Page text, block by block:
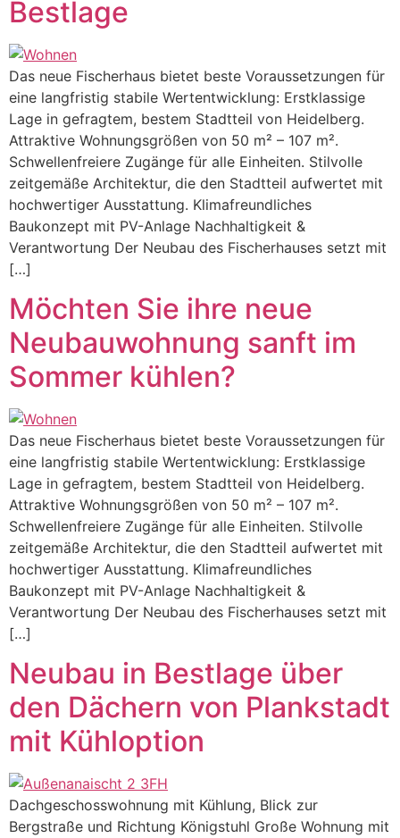
Bestlage
Das neue Fischerhaus bietet beste Voraussetzungen für
eine langfristig stabile Wertentwicklung: Erstklassige
Lage in gefragtem, bestem Stadtteil von Heidelberg.
Attraktive Wohnungsgrößen von 50 m² – 107 m².
Schwellenfreiere Zugänge für alle Einheiten. Stilvolle
zeitgemäße Architektur, die den Stadtteil aufwertet mit
hochwertiger Ausstattung. Klimafreundliches
Baukonzept mit PV-Anlage Nachhaltigkeit &
Verantwortung Der Neubau des Fischerhauses setzt mit
[…]
Möchten Sie ihre neue
Neubauwohnung sanft im
Sommer kühlen?
Das neue Fischerhaus bietet beste Voraussetzungen für
eine langfristig stabile Wertentwicklung: Erstklassige
Lage in gefragtem, bestem Stadtteil von Heidelberg.
Attraktive Wohnungsgrößen von 50 m² – 107 m².
Schwellenfreiere Zugänge für alle Einheiten. Stilvolle
zeitgemäße Architektur, die den Stadtteil aufwertet mit
hochwertiger Ausstattung. Klimafreundliches
Baukonzept mit PV-Anlage Nachhaltigkeit &
Verantwortung Der Neubau des Fischerhauses setzt mit
[…]
Neubau in Bestlage über
den Dächern von Plankstadt
mit Kühloption
Dachgeschosswohnung mit Kühlung, Blick zur
Bergstraße und Richtung Königstuhl Große Wohnung mit